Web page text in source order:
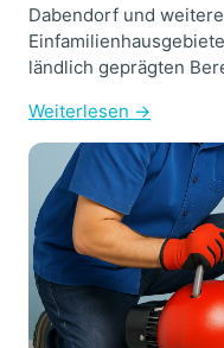
Dabendorf und
ländlich geprägten
Weiterlesen →